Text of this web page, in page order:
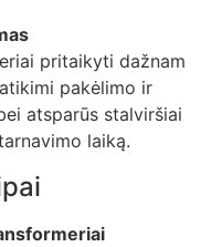
pritaikyti dažnam
pakėlimo ir
atsparūs stalviršiai
laiką.